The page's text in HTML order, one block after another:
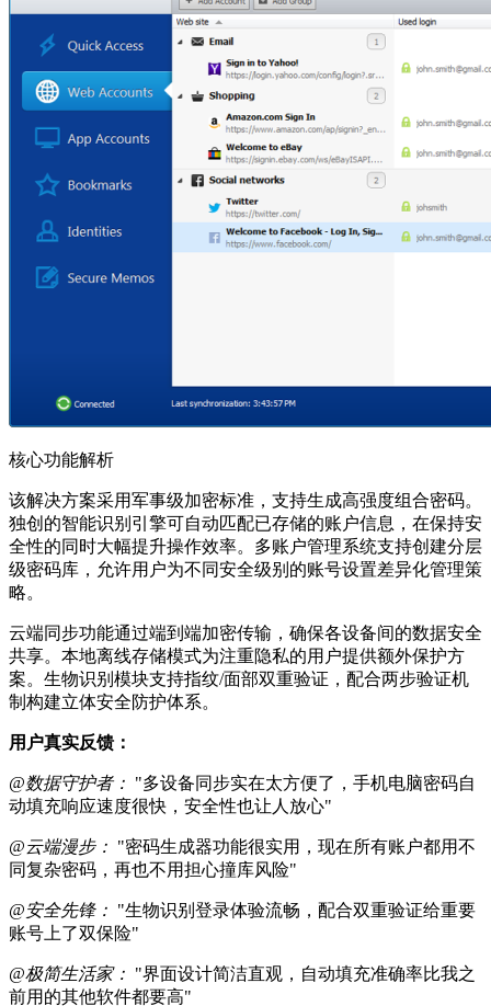
核心功能解析
该解决方案采用军事级加密标准，支持生成高强度组合密码。
独创的智能识别引擎可自动匹配已存储的账户信息，在保持安
全性的同时大幅提升操作效率。多账户管理系统支持创建分层
级密码库，允许用户为不同安全级别的账号设置差异化管理策
略。
云端同步功能通过端到端加密传输，确保各设备间的数据安全
共享。本地离线存储模式为注重隐私的用户提供额外保护方
案。生物识别模块支持指纹/面部双重验证，配合两步验证机
制构建立体安全防护体系。
用户真实反馈：
@数据守护者： "多设备同步实在太方便了，手机电脑密码自
动填充响应速度很快，安全性也让人放心"
@云端漫步： "密码生成器功能很实用，现在所有账户都用不
同复杂密码，再也不用担心撞库风险"
@安全先锋： "生物识别登录体验流畅，配合双重验证给重要
账号上了双保险"
@极简生活家： "界面设计简洁直观，自动填充准确率比我之
前用的其他软件都要高"